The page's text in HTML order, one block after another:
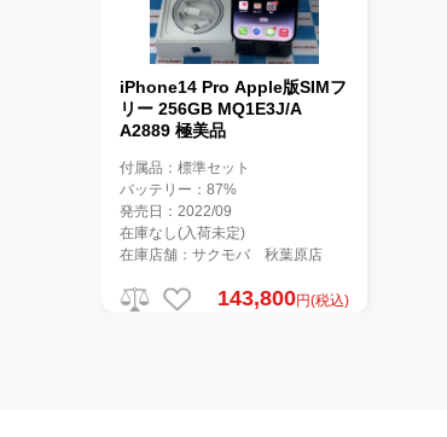
iPhone14 Pro Apple版SIMフ
リー 256GB MQ1E3J/A
A2889 極美品
付属品：標準セット
バッテリー：87%
発売日：2022/09
在庫なし(入荷未定)
在庫店舗：サクモバ 秋葉原店
143,800円(税込)